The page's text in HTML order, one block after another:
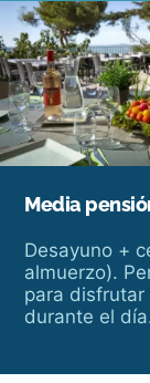
Media
Desayuno +
almuerzo).
para disfrutar
durante el